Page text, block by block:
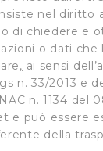
nel diritto
di chiedere e
o dati che
, ai sensi
n. 33/2013 e
n. 1134 del
e può essere
della